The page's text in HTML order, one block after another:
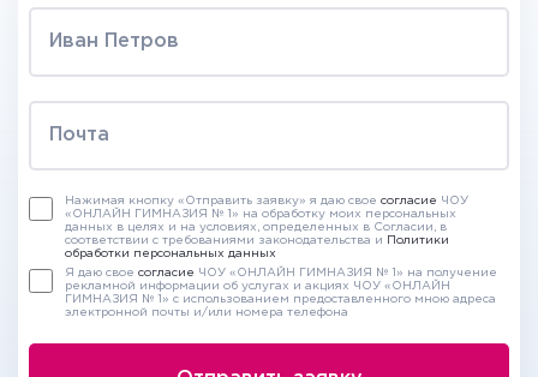
Нажимая кнопку «Отправить заявку» я даю свое согласие ЧОУ
«ОНЛАЙН ГИМНАЗИЯ № 1» на обработку моих персональных
данных в целях и на условиях, определенных в Согласии, в
соответствии с требованиями законодательства и
Политики
обработки персональных данных
Я даю свое согласие ЧОУ «ОНЛАЙН ГИМНАЗИЯ № 1» на получение
рекламной информации об услугах и акциях ЧОУ «ОНЛАЙН
ГИМНАЗИЯ № 1» с использованием предоставленного мною адреса
электронной почты и/или номера телефона